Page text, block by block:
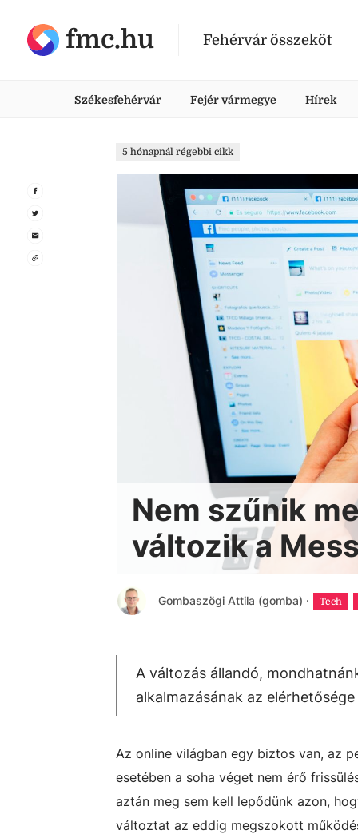
fmc.hu Fehérvár összeköt
Székesfehérvár Fejér vármegye Hírek
5 hónapnál régebbi cikk
Nem szűnik
változik a
Gombaszögi Attila (gomba) · Tech
A változás állandó,
alkalmazásának az
Az online világban egy biztos van, az
esetében a soha véget nem érő
aztán meg sem kell lepődünk azon,
változtat az eddig megszokott